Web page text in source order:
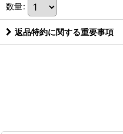
数量:
返品特約に関する重要事項